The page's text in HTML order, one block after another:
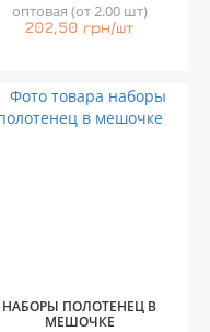
оптовая (от 2.00 шт)
202,50 грн/шт
НАБОРЫ ПОЛОТЕНЕЦ В
МЕШОЧКЕ